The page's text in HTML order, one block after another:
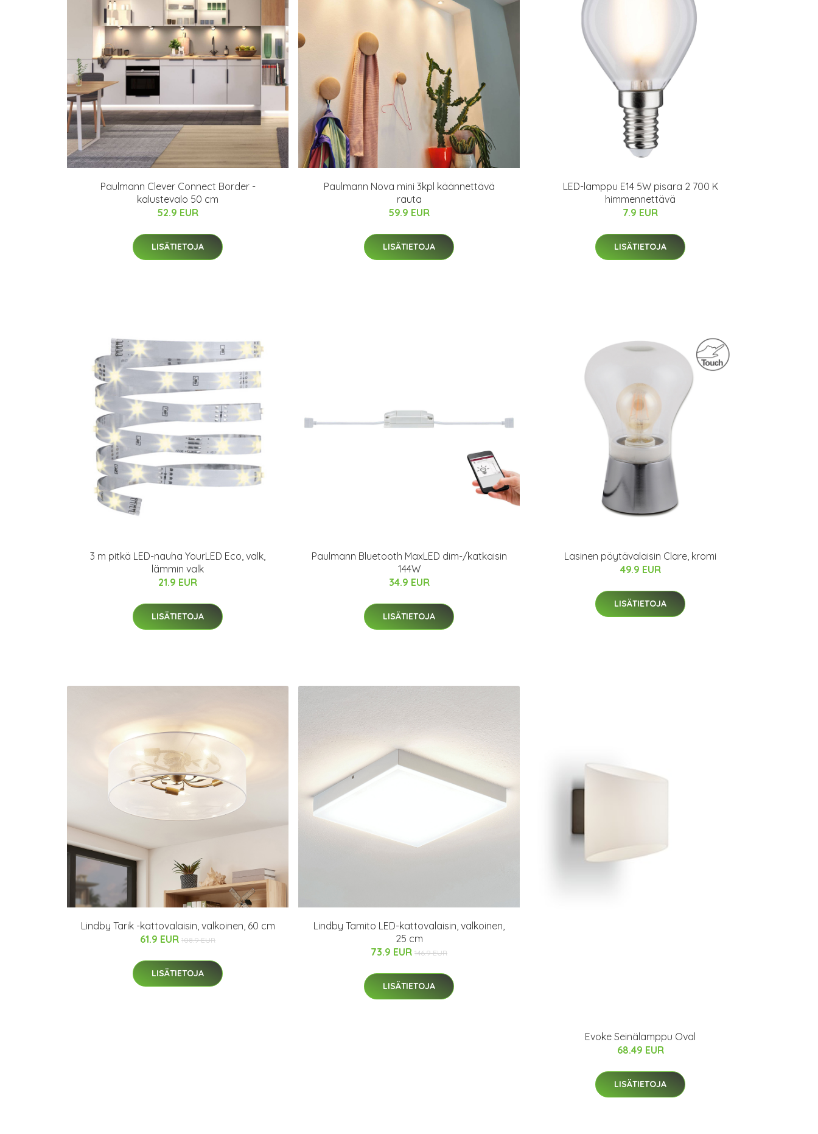
Paulmann Clever Connect Border -
kalustevalo 50 cm
52.9 EUR
LISÄTIETOJA
Paulmann Nova mini 3kpl käännettävä
rauta
59.9 EUR
LISÄTIETOJA
LED-lamppu E14 5W pisara 2 700 K
himmennettävä
7.9 EUR
LISÄTIETOJA
3 m pitkä LED-nauha YourLED Eco, valk,
lämmin valk
21.9 EUR
LISÄTIETOJA
Paulmann Bluetooth MaxLED dim-/katkaisin
144W
34.9 EUR
LISÄTIETOJA
Lasinen pöytävalaisin Clare, kromi
49.9 EUR
LISÄTIETOJA
Lindby Tarik -kattovalaisin, valkoinen, 60 cm
61.9 EUR 108.9 EUR
LISÄTIETOJA
Lindby Tamito LED-kattovalaisin, valkoinen,
25 cm
73.9 EUR 146.9 EUR
LISÄTIETOJA
Evoke Seinälamppu Oval
68.49 EUR
LISÄTIETOJA